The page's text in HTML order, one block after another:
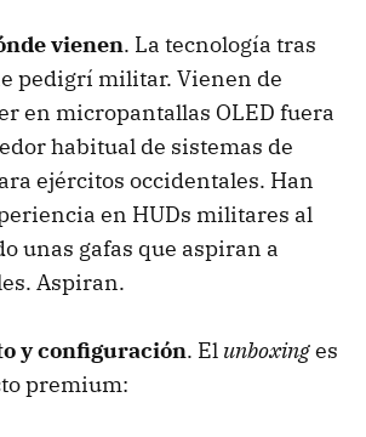
vienen. La tecnología tras
pedigrí militar. Vienen de
en micropantallas OLED fuera
habitual de sistemas de
ejércitos occidentales. Han
en HUDs militares al
unas gafas que aspiran a
Aspiran.
y configuración. El unboxinges
premium: